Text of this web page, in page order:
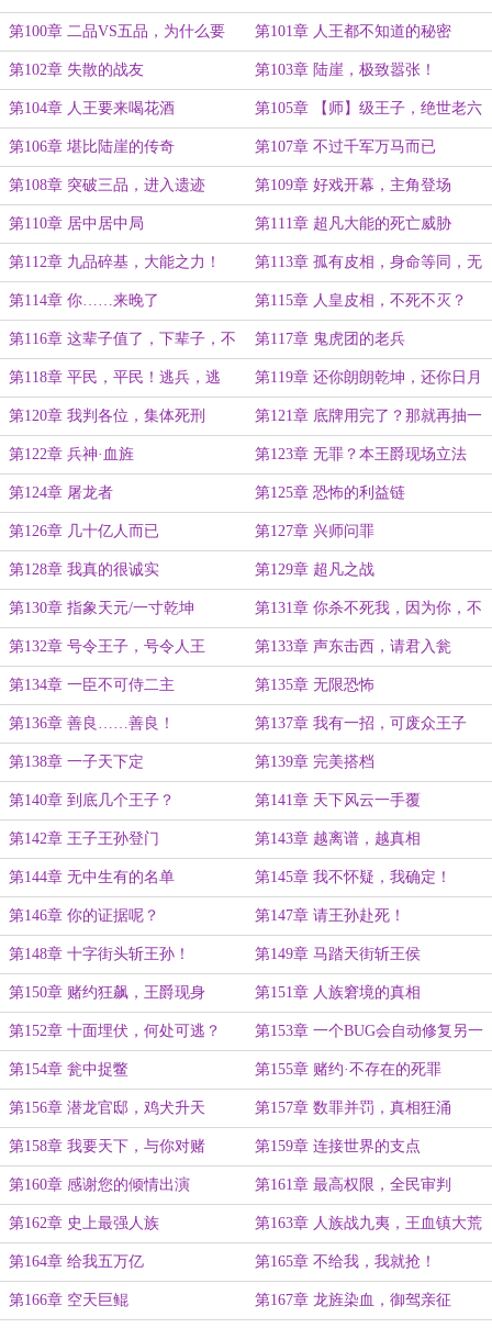
第100章 二品VS五品，为什么要
跑？
第101章 人王都不知道的秘密
第102章 失散的战友 第103章 陆崖，极致嚣张！
第104章 人王要来喝花酒 第105章 【师】级王子，绝世老六
第106章 堪比陆崖的传奇 第107章 不过千军万马而已
第108章 突破三品，进入遗迹 第109章 好戏开幕，主角登场
第110章 居中居中局 第111章 超凡大能的死亡威胁
第112章 九品碎基，大能之力！ 第113章 孤有皮相，身命等同，无
死无灭，昼夜相逢
第114章 你……来晚了 第115章 人皇皮相，不死不灭？
第116章 这辈子值了，下辈子，不
来了
第117章 鬼虎团的老兵
第118章 平民，平民！逃兵，逃
兵！
第119章 还你朗朗乾坤，还你日月
昭昭
第120章 我判各位，集体死刑 第121章 底牌用完了？那就再抽一
张！
第122章 兵神·血旌 第123章 无罪？本王爵现场立法
第124章 屠龙者 第125章 恐怖的利益链
第126章 几十亿人而已 第127章 兴师问罪
第128章 我真的很诚实 第129章 超凡之战
第130章 指象天元/一寸乾坤 第131章 你杀不死我，因为你，不
配！
第132章 号令王子，号令人王 第133章 声东击西，请君入瓮
第134章 一臣不可侍二主 第135章 无限恐怖
第136章 善良……善良！ 第137章 我有一招，可废众王子
第138章 一子天下定 第139章 完美搭档
第140章 到底几个王子？ 第141章 天下风云一手覆
第142章 王子王孙登门 第143章 越离谱，越真相
第144章 无中生有的名单 第145章 我不怀疑，我确定！
第146章 你的证据呢？ 第147章 请王孙赴死！
第148章 十字街头斩王孙！ 第149章 马踏天街斩王侯
第150章 赌约狂飙，王爵现身 第151章 人族窘境的真相
第152章 十面埋伏，何处可逃？ 第153章 一个BUG会自动修复另一
个BUG
第154章 瓮中捉鳖 第155章 赌约·不存在的死罪
第156章 潜龙官邸，鸡犬升天 第157章 数罪并罚，真相狂涌
第158章 我要天下，与你对赌 第159章 连接世界的支点
第160章 感谢您的倾情出演 第161章 最高权限，全民审判
第162章 史上最强人族 第163章 人族战九夷，王血镇大荒
第164章 给我五万亿 第165章 不给我，我就抢！
第166章 空天巨鲲 第167章 龙旌染血，御驾亲征